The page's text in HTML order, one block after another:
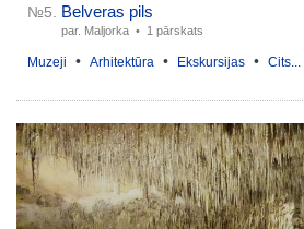
№5. Belveras pils
par. Maljorka • 1 pārskats
Muzeji • Arhitektūra • Ekskursijas • Cits...